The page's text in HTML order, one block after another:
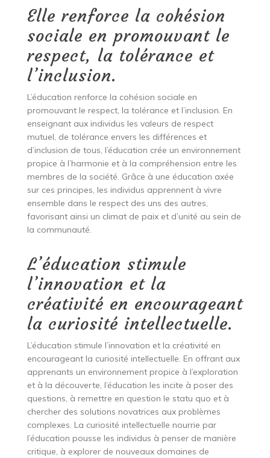
Elle renforce la cohésion
sociale en promouvant le
respect, la tolérance et
l’inclusion.
L’éducation renforce la cohésion sociale en
promouvant le respect, la tolérance et l’inclusion. En
enseignant aux individus les valeurs de respect
mutuel, de tolérance envers les différences et
d’inclusion de tous, l’éducation crée un environnement
propice à l’harmonie et à la compréhension entre les
membres de la société. Grâce à une éducation axée
sur ces principes, les individus apprennent à vivre
ensemble dans le respect des uns des autres,
favorisant ainsi un climat de paix et d’unité au sein de
la communauté.
L’éducation stimule
l’innovation et la
créativité en encourageant
la curiosité intellectuelle.
L’éducation stimule l’innovation et la créativité en
encourageant la curiosité intellectuelle. En offrant aux
apprenants un environnement propice à l’exploration
et à la découverte, l’éducation les incite à poser des
questions, à remettre en question le statu quo et à
chercher des solutions novatrices aux problèmes
complexes. La curiosité intellectuelle nourrie par
l’éducation pousse les individus à penser de manière
critique, à explorer de nouveaux domaines de